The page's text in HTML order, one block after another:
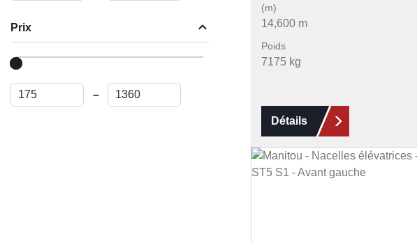
Prix
–
(m)
14,600 m
Poids
7175 kg
Détails